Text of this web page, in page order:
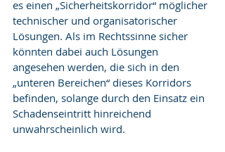
es einen „Sicherheitskorridor“ möglicher
technischer und organisatorischer
Lösungen. Als im Rechtssinne sicher
könnten dabei auch Lösungen
angesehen werden, die sich in den
„unteren Bereichen“ dieses Korridors
befinden, solange durch den Einsatz ein
Schadenseintritt hinreichend
unwahrscheinlich wird.